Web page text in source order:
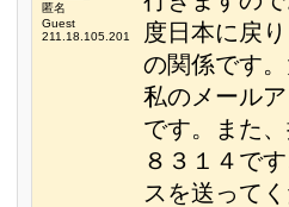
匿名
Guest
211.18.105.201
度日本に戻
の関係です
私のメール
です。また
８３１４で
スを送って